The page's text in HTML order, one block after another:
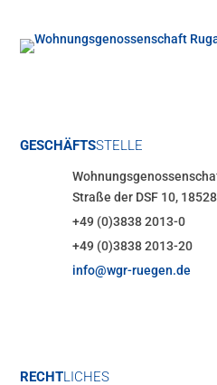
GESCHÄFTSSTELLE
Straße der DSF 10,
+49 (0)3838 2013-0
+49 (0)3838 2013-20
info@wgr-ruegen.de
RECHTLICHES